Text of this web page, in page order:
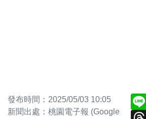
發布時間：2025/05/03 10:05
新聞出處：桃園電子報 (Google